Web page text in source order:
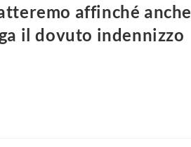
affinché anche
il dovuto indennizzo